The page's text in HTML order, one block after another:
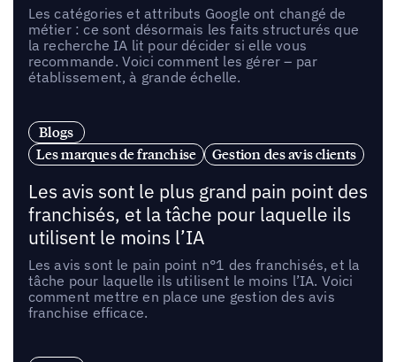
Les catégories et attributs Google ont changé de
métier : ce sont désormais les faits structurés que
la recherche IA lit pour décider si elle vous
recommande. Voici comment les gérer – par
établissement, à grande échelle.
Blogs
Les marques de franchise
Gestion des avis clients
Les avis sont le plus grand pain point des
franchisés, et la tâche pour laquelle ils
utilisent le moins l’IA
Les avis sont le pain point n°1 des franchisés, et la
tâche pour laquelle ils utilisent le moins l’IA. Voici
comment mettre en place une gestion des avis
franchise efficace.